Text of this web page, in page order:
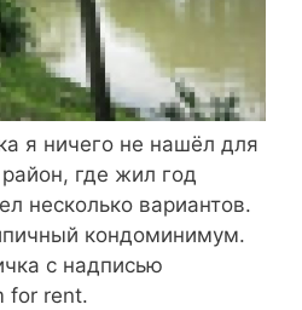
я ничего не нашёл для
где жил год
несколько вариантов.
кондоминимум.
с надписью
for rent.